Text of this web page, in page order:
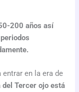
200 años así
en la era de
del Tercer ojo está